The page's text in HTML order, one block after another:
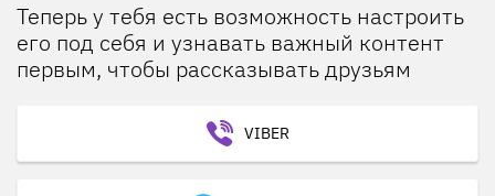
Теперь у тебя есть возможность настроить
его под себя и узнавать важный контент
первым, чтобы рассказывать друзьям
VIBER